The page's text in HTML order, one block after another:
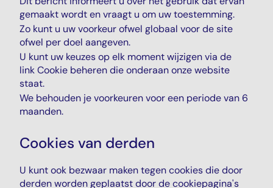
gemaakt wordt en vraagt u om uw toestemming.
Zo kunt u uw voorkeur ofwel globaal voor de site
ofwel per doel aangeven.
U kunt uw keuzes op elk moment wijzigen via de
link Cookie beheren die onderaan onze website
staat.
We behouden je voorkeuren voor een periode van 6
maanden.
Cookies van derden
U kunt ook bezwaar maken tegen cookies die door
derden worden geplaatst door de cookiepagina's